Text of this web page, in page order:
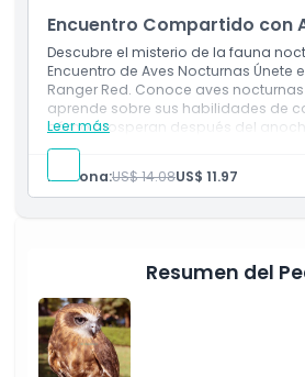
Encuentro Compartido con
Descubre el misterio de la fauna
Encuentro de Aves Nocturnas Únete
Ranger Red. Conoce aves
aprende sobre sus habilidades de
cómo prosperan después del
experiencia educativa y atractiva
Australia.
Leer más
Persona:US$ 14.08US$ 11.97
Resumen del